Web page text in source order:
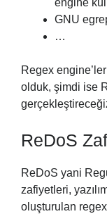
engine
GNU
…
Regex
olduk, şimdi ise
ReDoS
ReDoS yani
zafiyetleri,
oluşturulan